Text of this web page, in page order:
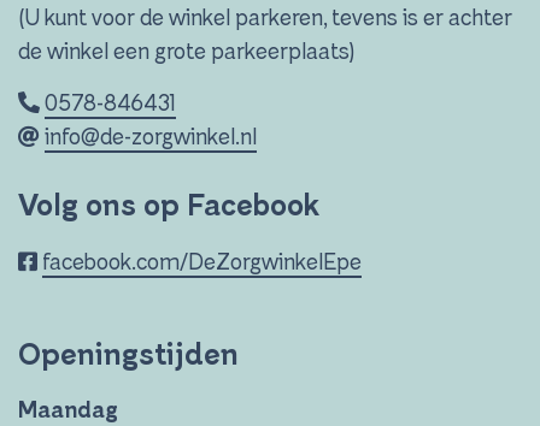
(U kunt voor de winkel parkeren, tevens is er achter
de winkel een grote parkeerplaats)
0578-846431
info@de-zorgwinkel.nl
Volg ons op Facebook
facebook.com/DeZorgwinkelEpe
Openingstijden
Maandag